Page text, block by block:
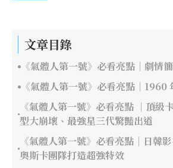
文章目錄
《氣體人第一號》必看亮點｜劇情
《氣體人第一號》必看亮點｜1960
《氣體人第一號》必看亮點 ｜頂級
型大崩壞、最強星三代驚豔出道
《氣體人第一號》必看亮點｜日韓
奧斯卡團隊打造超強特效